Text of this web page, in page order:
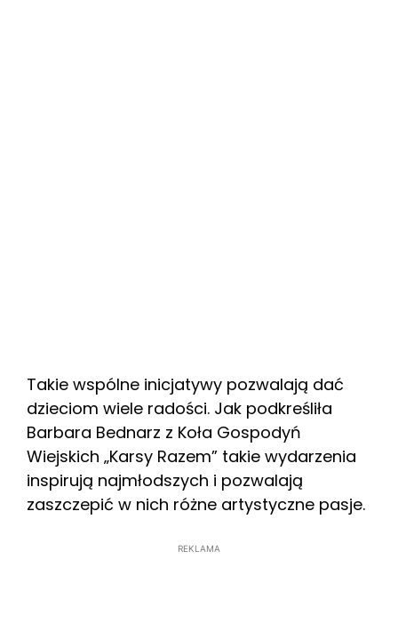
Takie wspólne inicjatywy pozwalają dać
dzieciom wiele radości. Jak podkreśliła
Barbara Bednarz z Koła Gospodyń
Wiejskich „Karsy Razem” takie wydarzenia
inspirują najmłodszych i pozwalają
zaszczepić w nich różne artystyczne pasje.
REKLAMA